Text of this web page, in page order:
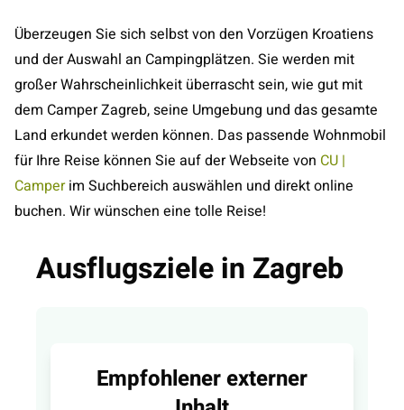
Überzeugen Sie sich selbst von den Vorzügen Kroatiens
und der Auswahl an Campingplätzen. Sie werden mit
großer Wahrscheinlichkeit überrascht sein, wie gut mit
dem Camper Zagreb, seine Umgebung und das gesamte
Land erkundet werden können. Das passende Wohnmobil
für Ihre Reise können Sie auf der Webseite von CU |
Camperim Suchbereich auswählen und direkt online
buchen. Wir wünschen eine tolle Reise!
Ausflugsziele in Zagreb
Empfohlener externer